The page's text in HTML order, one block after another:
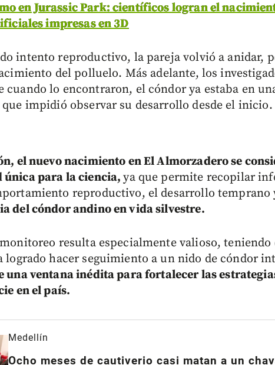
en Jurassic Park: científicos logran el
impresas en 3D
intento reproductivo, la pareja volvió a anidar,
del polluelo. Más adelante, los
cuando lo encontraron, el cóndor ya estaba en
que impidió observar su desarrollo desde el inicio.
el nuevo nacimiento en El Almorzadero se
única para la ciencia,ya que permite recopilar
reproductivo, el desarrollo temprano
del cóndor andino en vida silvestre.
resulta especialmente valioso, teniendo
logrado hacer seguimiento a un nido de cóndor
una ventana inédita para fortalecer las
en el país.
Medellín
Ocho meses de cautiverio casi matan a un